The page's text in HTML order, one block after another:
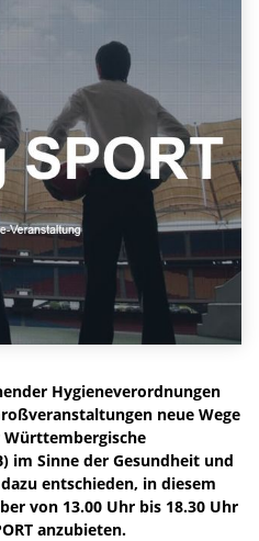
Hygieneverordnungen
neue Wege
Württembergische
im Sinne der Gesundheit und
entschieden, in diesem
von 13.00 Uhr bis 18.30 Uhr
anzubieten.